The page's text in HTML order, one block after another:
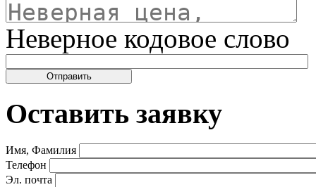
Неверное кодовое слово
Оставить заявку
Имя, Фамилия
Телефон
Эл. почта